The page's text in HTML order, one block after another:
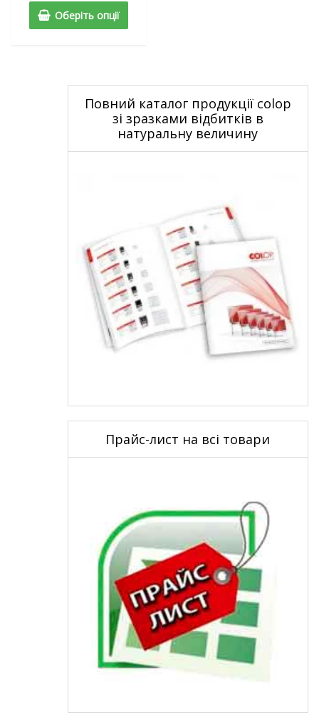
Оберіть опції
Повний каталог продукції colop
зі зразками відбитків в
натуральну величину
Прайс-лист на всі товари